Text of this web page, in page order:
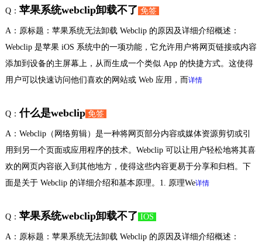
Q： 苹果系统webclip卸载不了 免签
A：原标题：苹果系统无法卸载 Webclip 的原因及详细介绍概述：
Webclip 是苹果 iOS 系统中的一项功能，它允许用户将网页链接或内容
添加到设备的主屏幕上，从而生成一个类似 App 的快捷方式。这使得
用户可以快速访问他们喜欢的网站或 Web 应用，而详情
Q：什么是webclip 免签
A：Webclip（网络剪辑）是一种将网页部分内容或媒体资源剪切或引
用到另一个页面或应用程序的技术。Webclip 可以让用户轻松地将其喜
欢的网页内容嵌入到其他地方，使得这些内容更易于分享和归档。下
面是关于 Webclip 的详细介绍和基本原理。1. 原理We详情
Q： 苹果系统webclip卸载不了 IOS
A：原标题：苹果系统无法卸载 Webclip 的原因及详细介绍概述：